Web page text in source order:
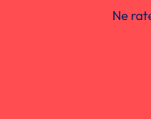
Ne